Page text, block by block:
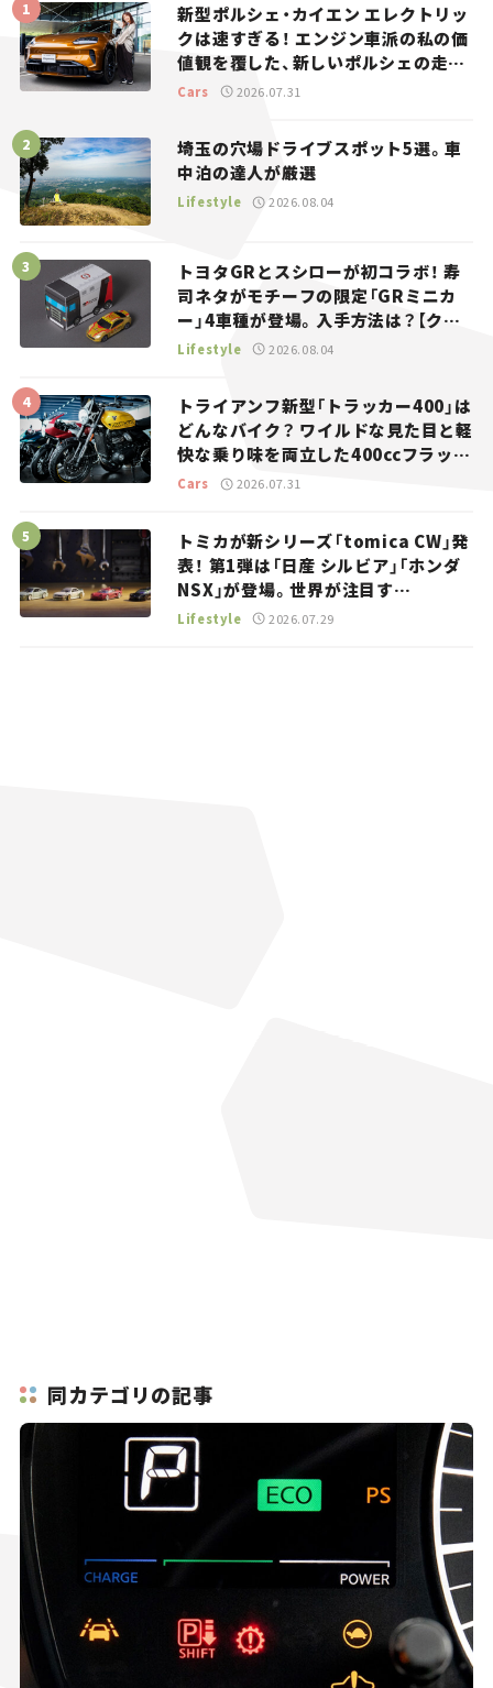
新型ポルシェ・カイエン エレクトリッ
クは速すぎる！ エンジン車派の私の価
値観を覆した、新しいポルシェの走
り。
Cars 2026.07.31
埼玉の穴場ドライブスポット5選。車
中泊の達人が厳選
Lifestyle 2026.08.04
トヨタGRとスシローが初コラボ！ 寿
司ネタがモチーフの限定「GRミニカ
ー」4車種が登場。入手方法は？【クル
マとホビー】
Lifestyle 2026.08.04
トライアンフ新型「トラッカー400」は
どんなバイク？ ワイルドな見た目と軽
快な乗り味を両立した400ccフラット
トラッカー【試乗レビュー】
Cars 2026.07.31
トミカが新シリーズ「tomica CW」発
表！ 第1弾は「日産 シルビア」「ホンダ
NSX」が登場。世界が注目す
る“JDM”に焦点【クルマとホビー】
Lifestyle 2026.07.29
同カテゴリの記事